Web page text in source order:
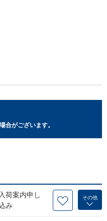
合がございます。
入荷案内申し
み
その他